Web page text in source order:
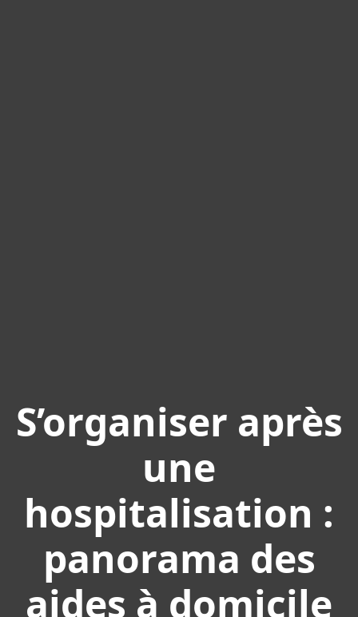
S’organiser après
une
hospitalisation :
panorama des
aides à domicile